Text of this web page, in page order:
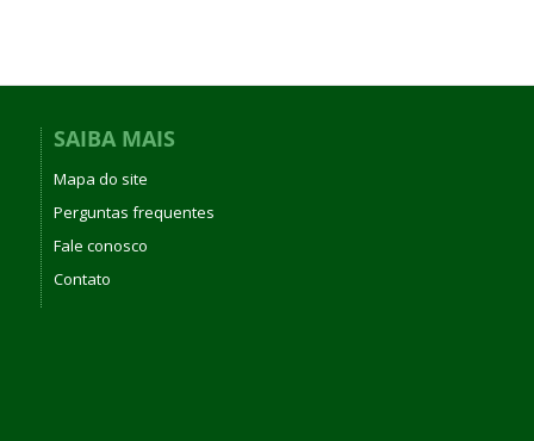
SAIBA MAIS
Mapa do site
Perguntas frequentes
Fale conosco
Contato